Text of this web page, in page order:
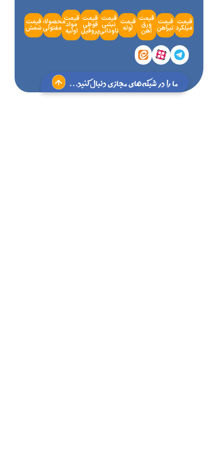
قیمت
تیرآهن
قیمت
ورق
آهن
قیمت
لوله
قیمت
نبشی
ناودانی
قیمت
قوطی
پروفیل
قیمت
مواد
اولیه
محصولات
مفتولی
قیمت
شمش